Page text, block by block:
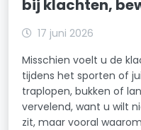
bij klachten,
17 juni 2026
Misschien voelt u de
tijdens het sporten of
traplopen, bukken of
vervelend, want u wilt
zit, maar vooral